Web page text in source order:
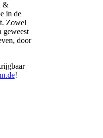
&
in de
Zowel
geweest
door
!